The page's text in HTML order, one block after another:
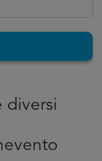
diversi